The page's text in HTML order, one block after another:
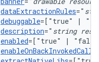
dataExtractionRules="
debuggable=["true"
|
description=" string
enabled=["true"
|